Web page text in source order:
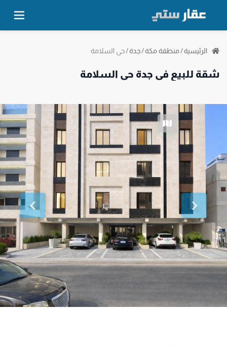
الرئيسية/منطقة مكة/جدة/حي السلامة
شقة للبيع في جدة حي السلامة